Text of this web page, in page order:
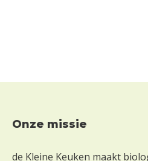
Footer
Onze missie
de Kleine Keuken maakt